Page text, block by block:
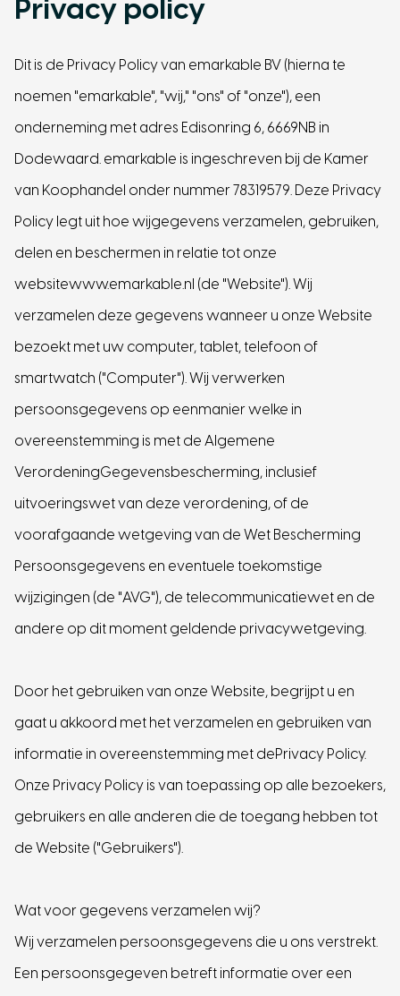
Privacy policy
Dit is de Privacy Policy van emarkable BV (hierna te
noemen "emarkable", "wij," "ons" of "onze"), een
onderneming met adres Edisonring 6, 6669NB in
Dodewaard. emarkable is ingeschreven bij de Kamer
van Koophandel onder nummer 78319579. Deze Privacy
Policy legt uit hoe wijgegevens verzamelen, gebruiken,
delen en beschermen in relatie tot onze
websitewww.emarkable.nl (de "Website"). Wij
verzamelen deze gegevens wanneer u onze Website
bezoekt met uw computer, tablet, telefoon of
smartwatch ("Computer"). Wij verwerken
persoonsgegevens op eenmanier welke in
overeenstemming is met de Algemene
VerordeningGegevensbescherming, inclusief
uitvoeringswet van deze verordening, of de
voorafgaande wetgeving van de Wet Bescherming
Persoonsgegevens en eventuele toekomstige
wijzigingen (de "AVG"), de telecommunicatiewet en de
andere op dit moment geldende privacywetgeving.
Door het gebruiken van onze Website, begrijpt u en
gaat u akkoord met het verzamelen en gebruiken van
informatie in overeenstemming met dePrivacy Policy.
Onze Privacy Policy is van toepassing op alle bezoekers,
gebruikers en alle anderen die de toegang hebben tot
de Website ("Gebruikers").
Wat voor gegevens verzamelen wij?
Wij verzamelen persoonsgegevens die u ons verstrekt.
Een persoonsgegeven betreft informatie over een